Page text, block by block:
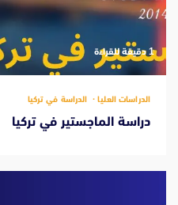
‫1 دقيقة للقراءة
الدراسات العليا الدراسة في تركيا
دراسة الماجستير في تركيا